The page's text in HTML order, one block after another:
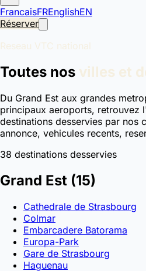
FrancaisFREnglishEN
Réserver
Reseau VTC national
Toutes nos villes et
Du Grand Est aux grandes
principaux aeroports, retrouvez
destinations desservies par nos
annonce, vehicules recents,
38 destinations desservies
Grand Est (15)
Cathedrale de Strasbourg
Colmar
Embarcadere Batorama
Europa-Park
Gare de Strasbourg
Haguenau